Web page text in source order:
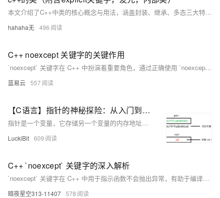
本文介绍了C++中类的核心概念与用法，涵盖封装、继承、多态三大特性。重点讲解了类的定义（`class`与`struct`）、访问限定符（`private`、`public`、`protected`）、类的作用域及成员函数的声明与定义分离。同时深入探讨了类的大小计算、`this`指针、默认成员函数（构造函数、析构函数、拷贝构造、赋值重载）以及运算符重载等内容。 文章还详细分析了`explicit`关键字的作用、静态成员（变量与函数）、友元（友元函数与友元类）的概念及其使用场景，并简要介绍了内部类的特性。
hahaha无 496
C++ noexcept 关键字的关键作用
`noexcept` 关键字在 C++ 中扮演着重要角色，通过正确使用 `noexcept`，可以提升程序的性能、增强代码的可读性和安全性，并且有助于编译器进行优化。在编写 C++ 代码时，应仔细考虑每个函数是否应该声明为 `noexcept`，以充分利用这一特性带来的优势。通过本文的介绍，希望开发者能够更好地理解和应用 `noexcept` 关键字，从而编写出更加高效、健壮的 C++ 程序。
蓝易云 557
【C语言】指针的神秘探险：从入门到精通的奇幻之旅 !
指针是一个变量，它存储另一个变量的内存地址。换句话说，指针“指向”存储在内存中的某个数据。
LuckiBit 609
C++ `noexcept` 关键字的深入解析
`noexcept` 关键字在 C++ 中用于指示函数不会抛出异常，有助于编译器优化和提高程序的可靠性。它可以减少代码大小、提高执行效率，并增强程序的稳定性和可预测性。`noexcept` 还可以影响函数重载和模板特化的决策。使用时需谨慎，确保函数确实不会抛出异常，否则可能导致程序崩溃。通过合理使用 `noexcept`，开发者可以编写出更高效、更可靠的 C++ 代码。
暗夜星空313-11407 578